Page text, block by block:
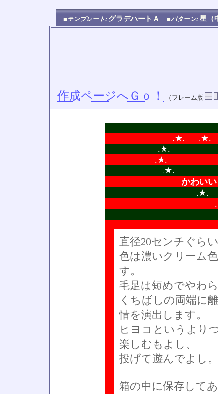
■テンプレート: グラデハートＡ ■パターン: 星
作成ページへＧｏ！ （フレーム版
.★.
.★.
.★.
かわい
直径20センチぐら
色は濃いクリーム
す。
毛足は短めでやわ
くちばしの両端に
情を演出します。
ヒヨコというより
楽しむもよし、
投げて遊んでよし。
箱の中に保存して